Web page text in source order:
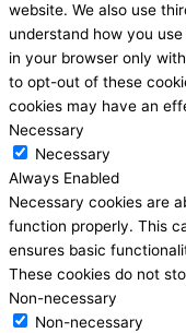
website. We also use
understand how you
in your browser only
to opt-out of these
cookies may have an
Necessary
Necessary
Always Enabled
Necessary cookies are
function properly. This
ensures basic
These cookies do not
Non-necessary
Non-necessary